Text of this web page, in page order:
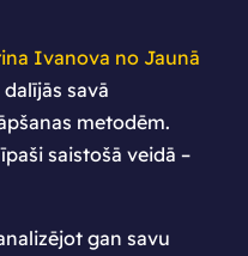
Ivanova no Jaunā
dalījās savā
metodēm.
saistošā veidā –
gan savu